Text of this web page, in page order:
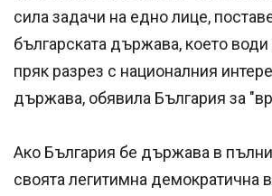
сила задачи на едно лице,
българската държава, което води
пряк разрез с националния
държава, обявила България за
Ако България бе държава в
своята легитимна демократична